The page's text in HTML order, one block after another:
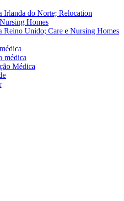
Irlanda do Norte; Relocation
Homes
Reino Unido; Care e Nursing Homes
médica
Médica